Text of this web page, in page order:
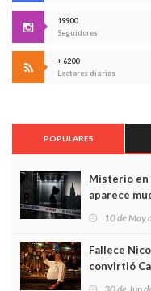
19900
Seguidores
+ 6200
Lectores diarios
POPULARES
Misterio en
aparece
edificio y
10 de May
Fallece
convirtió
Asturias en